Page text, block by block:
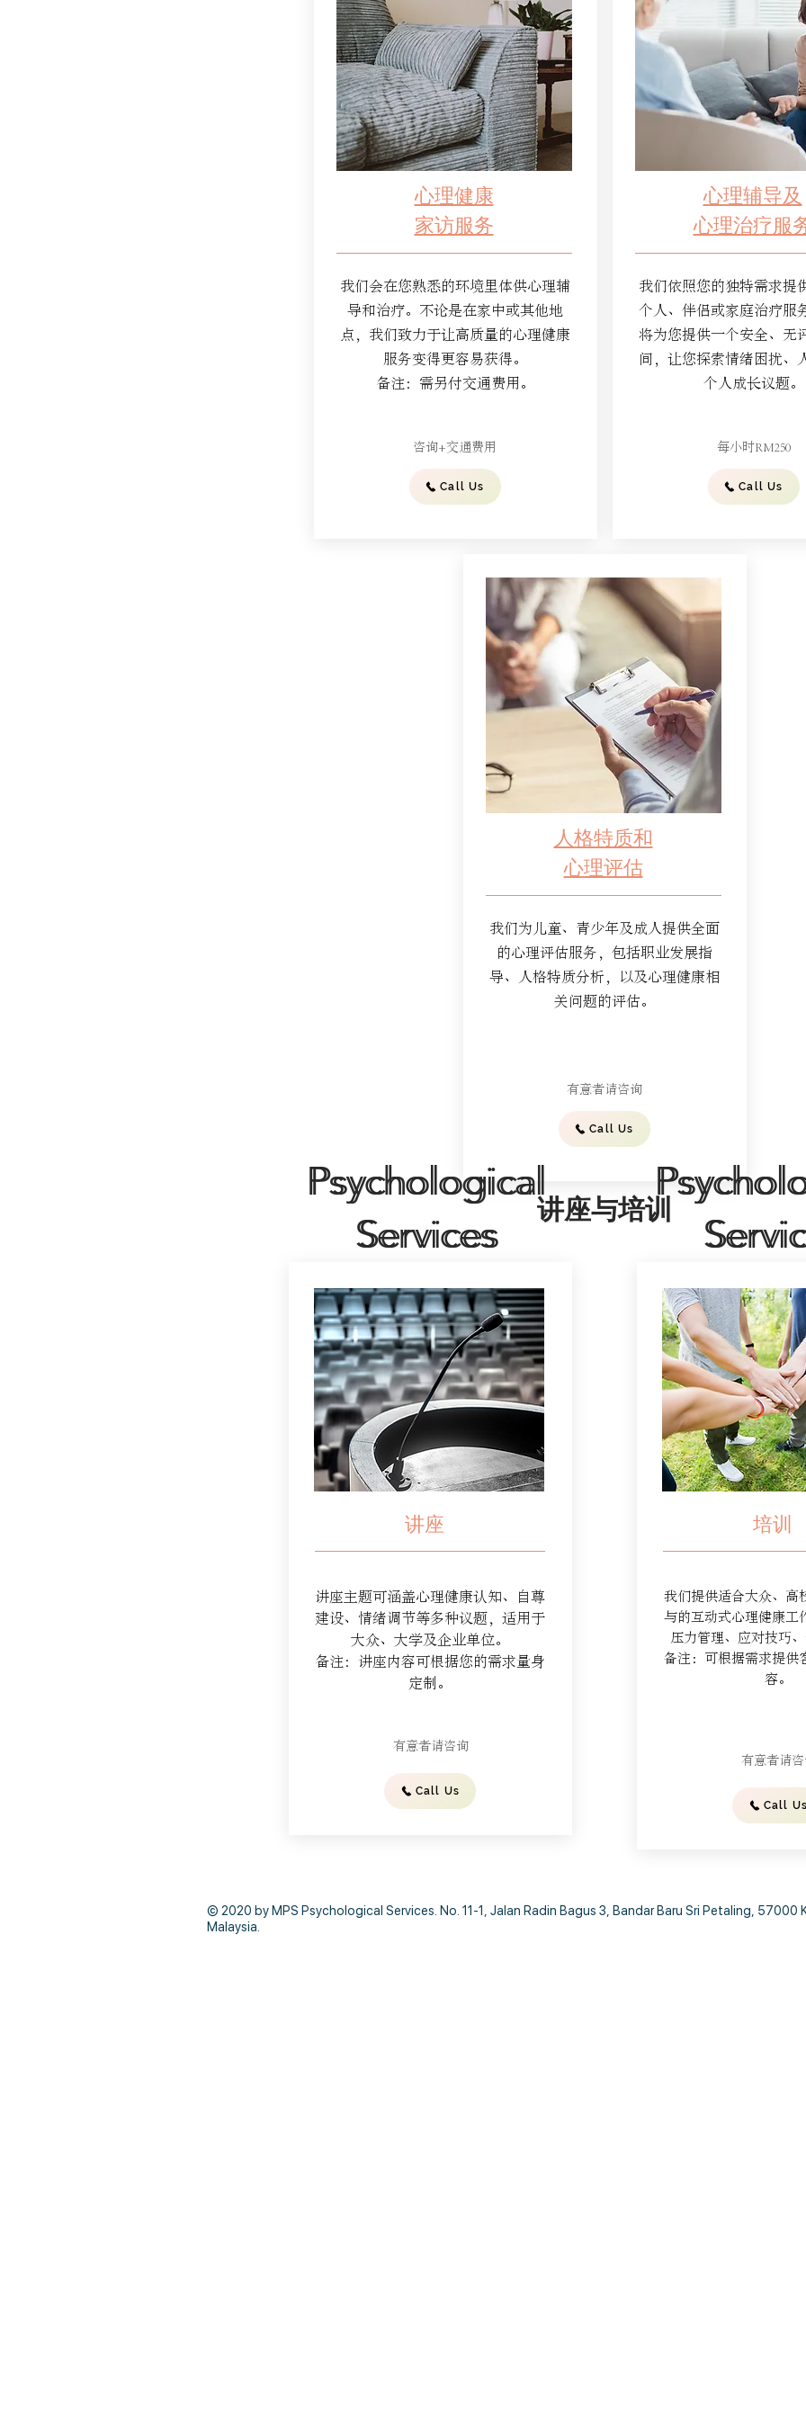
心理健康
家访服务
我们会在您熟悉的环境里体供心理辅
导和治疗。不论是在家中或其他地
点，我们致力于让高质量的心理健康
服务变得更容易获得。
备注：需另付交通费用。
咨询+交通费用
Call Us
心理辅导及
心理治疗服
我们依照您的独特需求提
个人、伴侣或家庭治疗服
将为您提供一个安全、无
间，让您探索情绪困扰、
个人成长议题。
每小时RM250
Call Us
人格特质和
心理评估
我们为儿童、青少年及成人提供全面
的心理评估服务，包括职业发展指
导、人格特质分析，以及心理健康相
关问题的评估。
​有意者请咨询
Call Us
讲座与培训
Psychological
Services
Psychological
Services
讲座
讲座主题可涵盖心理健康认知、自尊
建设、情绪调节等多种议题，适用于
大众、大学及企业单位。
备注：讲座内容可根据您的需求量身
定制。
有意者请咨询
Call Us
培训
我们提供适合大众、高
与的互动式心理健康工
压力管理、应对技巧、
备注：可根据需求提供
容。
有意者请咨
Call Us
© 2020 by MPS Psychological Services. No. 11-1, Jalan Radin Bagus 3, Bandar Baru Sri Petaling, 57000
Malaysia.